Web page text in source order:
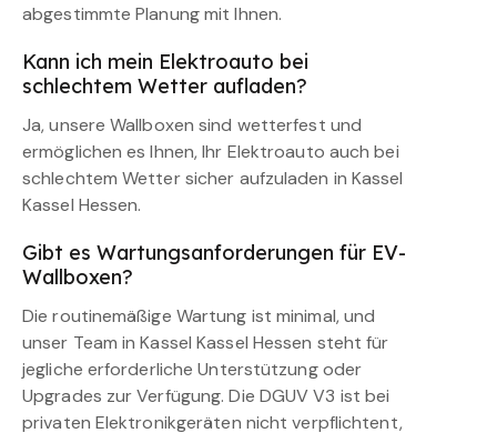
abgestimmte Planung mit Ihnen.
Kann ich mein Elektroauto bei
schlechtem Wetter aufladen?
Ja, unsere Wallboxen sind wetterfest und
ermöglichen es Ihnen, Ihr Elektroauto auch bei
schlechtem Wetter sicher aufzuladen in Kassel
Kassel Hessen.
Gibt es Wartungsanforderungen für EV-
Wallboxen?
Die routinemäßige Wartung ist minimal, und
unser Team in Kassel Kassel Hessen steht für
jegliche erforderliche Unterstützung oder
Upgrades zur Verfügung. Die DGUV V3 ist bei
privaten Elektronikgeräten nicht verpflichtent,